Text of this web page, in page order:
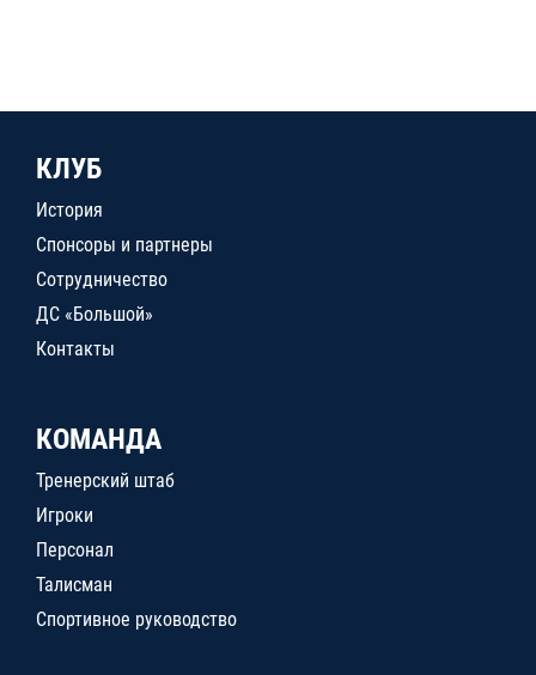
КЛУБ
История
Спонсоры и партнеры
Сотрудничество
ДС «Большой»
Контакты
КОМАНДА
Тренерский штаб
Игроки
Персонал
Талисман
Спортивное руководство